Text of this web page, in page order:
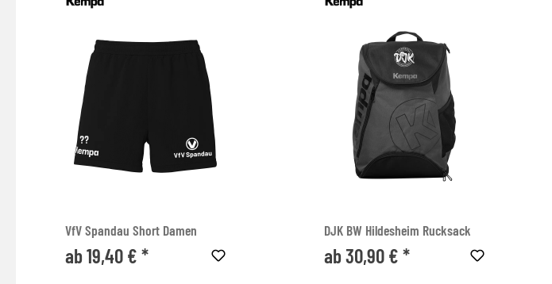
VfV Spandau Short Damen
ab 19,40 € *
DJK BW Hildesheim Rucksack
ab 30,90 € *